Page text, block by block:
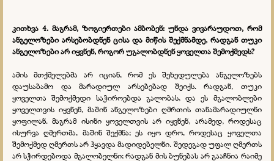
კითხვა 4. მაგრამ, ზოგიერთები ამბობენ: უნდა ვივარაუდოთ, რომ
ანგელოზები არსებობდნენ ცისა და მიწის შექმნამდე, რადგან თუკი
ანგელოზები არ იყვნენ, როგორ უგალობდნენ ყოველთა შემოქმედს?
ამის მთქმელებმა არ იციან, რომ ეს შეხედულება ანგელოზებს
დაუსაბამო და მარადიულ არსებებად შეიქს. რადგან, თუკი
ყოველთა შემოქმედი საჭიროებდა გალობას, და ეს მგალობლები
ყოველთვის იყვნენ, მაშინ ანგელოზები ღმრთის თანამარადიულნი
ყოფილან. მაგრამ ისინი ყოველთვის არ იყვნენ, არამედ, როდესაც
ისურვა ღმერთმა, მაშინ შექმნა; ეს იყო დრო, როდესაც ყოველთა
შემოქმედ ღმერთს არ ჰყავდა მადიდებელნი. შედეგად უფალ ღმერთს
არ სჭირდებოდა მგალობელნი; რადგან მის ბუნებას არ გააჩნია რაიმე